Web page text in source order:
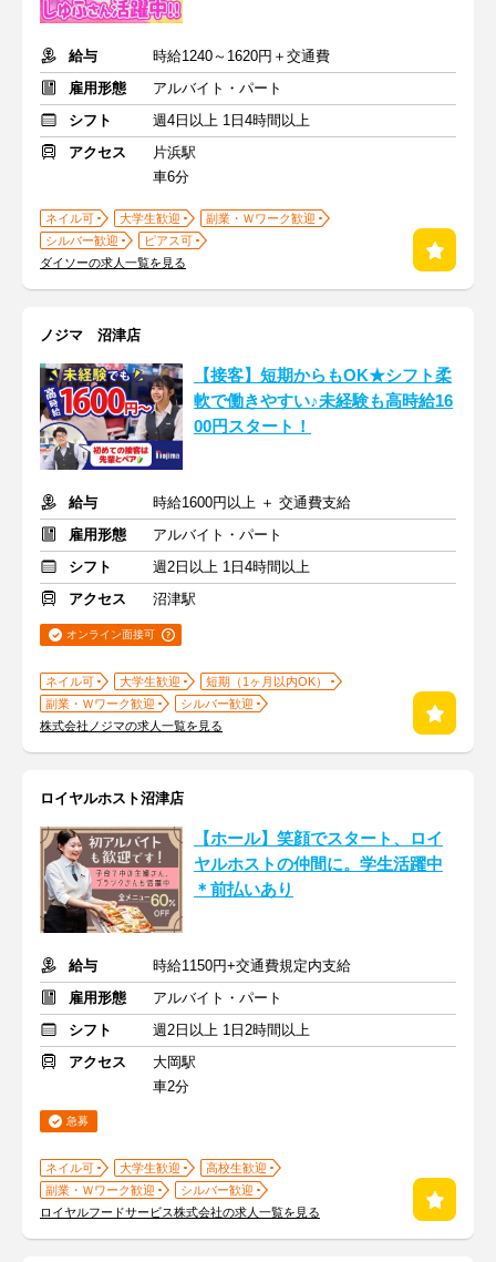
給与
時給1240～1620円＋交通費
雇用形態
アルバイト・パート
シフト
週4日以上 1日4時間以上
アクセス
片浜駅
車6分
ネイル可 大学生歓迎
副業・Ｗワーク歓迎
シルバー歓迎
ピアス可
ダイソーの求人一覧を見る
ノジマ 沼津店
【接客】短期からもOK★シフト柔
軟で働きやすい♪未経験も高時給16
00円スタート！
給与
時給1600円以上 ＋ 交通費支給
雇用形態
アルバイト・パート
シフト
週2日以上 1日4時間以上
アクセス
沼津駅
オンライン面接可
ネイル可 大学生歓迎
短期（1ヶ月以内OK）
副業・Ｗワーク歓迎
シルバー歓迎
株式会社ノジマの求人一覧を見る
ロイヤルホスト沼津店
【ホール】笑顔でスタート、ロイ
ヤルホストの仲間に。学生活躍中
＊前払いあり
給与
時給1150円+交通費規定内支給
雇用形態
アルバイト・パート
シフト
週2日以上 1日2時間以上
アクセス
大岡駅
車2分
急募
ネイル可 大学生歓迎
高校生歓迎
副業・Ｗワーク歓迎
シルバー歓迎
ロイヤルフードサービス株式会社の求人一覧を見る